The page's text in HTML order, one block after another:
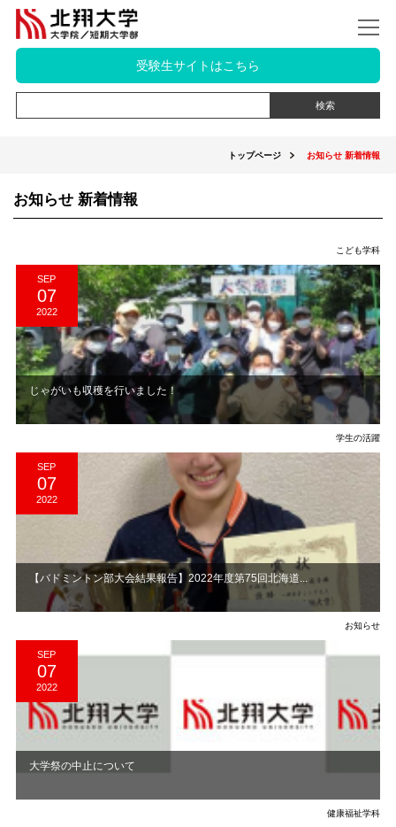
受験生サイトはこちら
トップページ お知らせ 新着情報
お知らせ 新着情報
こども学科
SEP
07
2022
じゃがいも収穫を行いました！
学生の活躍
SEP
07
2022
【バドミントン部大会結果報告】2022年度第75回北海道...
お知らせ
SEP
07
2022
大学祭の中止について
健康福祉学科